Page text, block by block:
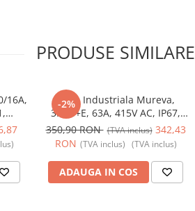
PRODUSE SIMILARE
16A,
-2%
Priza Industriala Mureva,
3P+N+E, 63A, 415V AC, IP67,
SCH-81183, Schneider Electric -
Schneider
350,90 RON (TVA inclus) 342,43
RON (TVA inclus) (TVA inclus)
ADAUGA IN COS